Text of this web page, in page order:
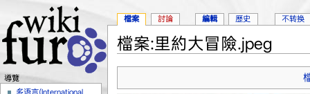
檔案:里約大冒險.jpeg
檔案 討論 編輯 歷史 不转换
導覽